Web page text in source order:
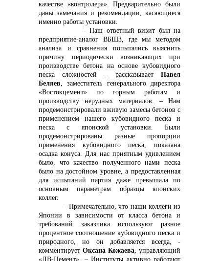
info@vostokcement.ru
качестве «контролера». Предварительно были
даны замечания и рекомендации, касающиеся
именно работы установки.
– Наш ответный визит был на
предприятие-аналог ВБЩЗ, где мы методом
анализа и сравнения попытались выяснить
причину периодически возникающих при
производстве бетона на основе кубовидного
песка сложностей – рассказывает Павел
Беляев, заместитель генерального директора
«Востокцемент» по горным работам и
производству нерудных материалов. – Нам
продемонстрировали вживую замесы бетонов с
применением нашего кубовидного песка и
песка с японской установки. Были
продемонстрированы разные пропорции
применения кубовидного песка, показана
осадка конуса. Для нас приятным удивлением
было, что качество полученного нами песка
было на достойном уровне, а предоставленная
для испытаний партия даже превышала по
основным параметрам образцы японских
коллег.
– Примечательно, что наши коллеги из
Японии в зависимости от класса бетона и
требований заказчика используют разное
процентное соотношение кубовидного песка и
природного, но он добавляется всегда, -
комментирует Оксана Кожаева, управляющий
«ДВ-Цемент». – Институты активно работают